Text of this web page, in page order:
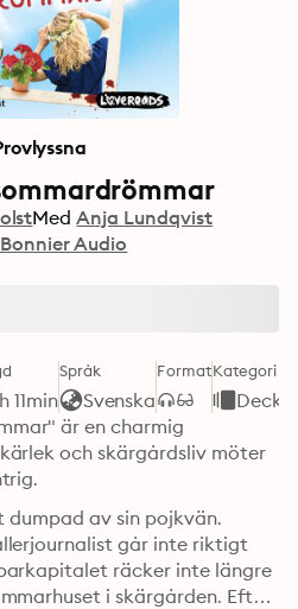
Med Anja Lundqvist
Bonnier Audio
11min
Språk
Svenska
FormatKategori
är en charmig
och skärgårdsliv möter
av sin pojkvän.
går inte riktigt
räcker inte längre
i skärgården. Efter